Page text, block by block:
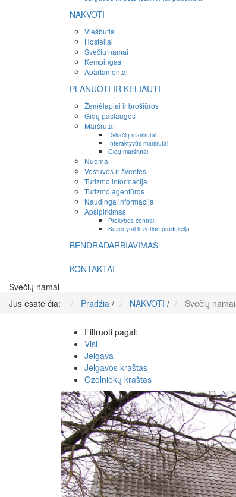
NAKVOTI
Viešbutis
Hosteliai
Svečių namai
Kempingas
Apartamentai
PLANUOTI IR KELIAUTI
Žemėlapiai ir brošiūros
Gidų paslaugos
Maršrutai
Dviračių maršrutai
Interaktyvūs maršrutai
Gidų maršrutai
Nuoma
Vestuvės ir šventės
Turizmo informacija
Turizmo agentūros
Naudinga informacija
Apsipirkimas
Prekybos centrai
Suvenyrai ir vietinė produkcija
BENDRADARBIAVIMAS
KONTAKTAI
Svečių namai
Jūs esate čia:
Pradžia / NAKVOTI / Svečių namai
Filtruoti pagal:
Visi
Jelgava
Jelgavos kraštas
Ozolniekų kraštas